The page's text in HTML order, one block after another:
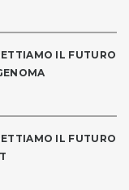
IL FUTURO
IL FUTURO